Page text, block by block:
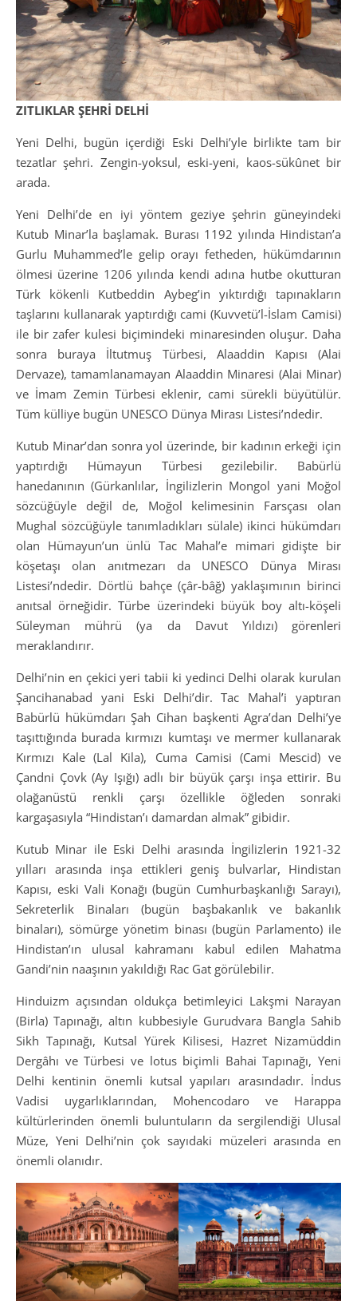
ZITLIKLAR ŞEHRİ DELHİ
Yeni Delhi, bugün içerdiği Eski Delhi’yle birlikte tam bir
tezatlar şehri. Zengin-yoksul, eski-yeni, kaos-sükûnet bir
arada.
Yeni Delhi’de en iyi yöntem geziye şehrin güneyindeki
Kutub Minar’la başlamak. Burası 1192 yılında Hindistan’a
Gurlu Muhammed’le gelip orayı fetheden, hükümdarının
ölmesi üzerine 1206 yılında kendi adına hutbe okutturan
Türk kökenli Kutbeddin Aybeg’in yıktırdığı tapınakların
taşlarını kullanarak yaptırdığı cami (Kuvvetü’l-İslam Camisi)
ile bir zafer kulesi biçimindeki minaresinden oluşur. Daha
sonra buraya İltutmuş Türbesi, Alaaddin Kapısı (Alai
Dervaze), tamamlanamayan Alaaddin Minaresi (Alai Minar)
ve İmam Zemin Türbesi eklenir, cami sürekli büyütülür.
Tüm külliye bugün UNESCO Dünya Mirası Listesi’ndedir.
Kutub Minar’dan sonra yol üzerinde, bir kadının erkeği için
yaptırdığı Hümayun Türbesi gezilebilir. Babürlü
hanedanının (Gürkanlılar, İngilizlerin Mongol yani Moğol
sözcüğüyle değil de, Moğol kelimesinin Farsçası olan
Mughal sözcüğüyle tanımladıkları sülale) ikinci hükümdarı
olan Hümayun’un ünlü Tac Mahal’e mimari gidişte bir
köşetaşı olan anıtmezarı da UNESCO Dünya Mirası
Listesi’ndedir. Dörtlü bahçe (çâr-bâğ) yaklaşımının birinci
anıtsal örneğidir. Türbe üzerindeki büyük boy altı-köşeli
Süleyman mührü (ya da Davut Yıldızı) görenleri
meraklandırır.
Delhi’nin en çekici yeri tabii ki yedinci Delhi olarak kurulan
Şancihanabad yani Eski Delhi’dir. Tac Mahal’i yaptıran
Babürlü hükümdarı Şah Cihan başkenti Agra’dan Delhi’ye
taşıttığında burada kırmızı kumtaşı ve mermer kullanarak
Kırmızı Kale (Lal Kila), Cuma Camisi (Cami Mescid) ve
Çandni Çovk (Ay Işığı) adlı bir büyük çarşı inşa ettirir. Bu
olağanüstü renkli çarşı özellikle öğleden sonraki
kargaşasıyla “Hindistan’ı damardan almak” gibidir.
Kutub Minar ile Eski Delhi arasında İngilizlerin 1921-32
yılları arasında inşa ettikleri geniş bulvarlar, Hindistan
Kapısı, eski Vali Konağı (bugün Cumhurbaşkanlığı Sarayı),
Sekreterlik Binaları (bugün başbakanlık ve bakanlık
binaları), sömürge yönetim binası (bugün Parlamento) ile
Hindistan’ın ulusal kahramanı kabul edilen Mahatma
Gandi’nin naaşının yakıldığı Rac Gat görülebilir.
Hinduizm açısından oldukça betimleyici Lakşmi Narayan
(Birla) Tapınağı, altın kubbesiyle Gurudvara Bangla Sahib
Sikh Tapınağı, Kutsal Yürek Kilisesi, Hazret Nizamüddin
Dergâhı ve Türbesi ve lotus biçimli Bahai Tapınağı, Yeni
Delhi kentinin önemli kutsal yapıları arasındadır. İndus
Vadisi uygarlıklarından, Mohencodaro ve Harappa
kültürlerinden önemli buluntuların da sergilendiği Ulusal
Müze, Yeni Delhi’nin çok sayıdaki müzeleri arasında en
önemli olanıdır.